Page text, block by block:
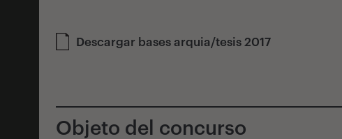
Descargar bases arquia/tesis 2017
Objeto del concurso